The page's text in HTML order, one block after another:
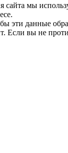
сайта мы
эти данные
Если вы не